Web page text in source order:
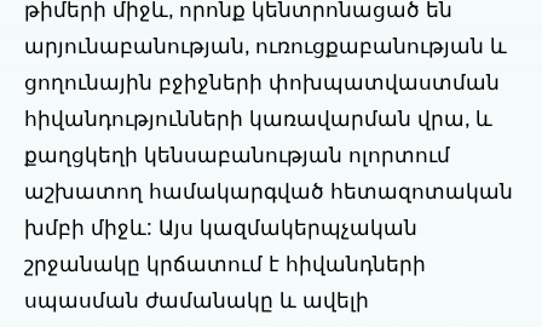
թիմերի միջև, որոնք կենտրոնացած են
արյունաբանության, ուռուցքաբանության և
ցողունային բջիջների փոխպատվաստման
հիվանդությունների կառավարման վրա, և
քաղցկեղի կենսաբանության ոլորտում
աշխատող համակարգված հետազոտական
խմբի միջև: Այս կազմակերպչական
շրջանակը կրճատում է հիվանդների
սպասման ժամանակը և ավելի